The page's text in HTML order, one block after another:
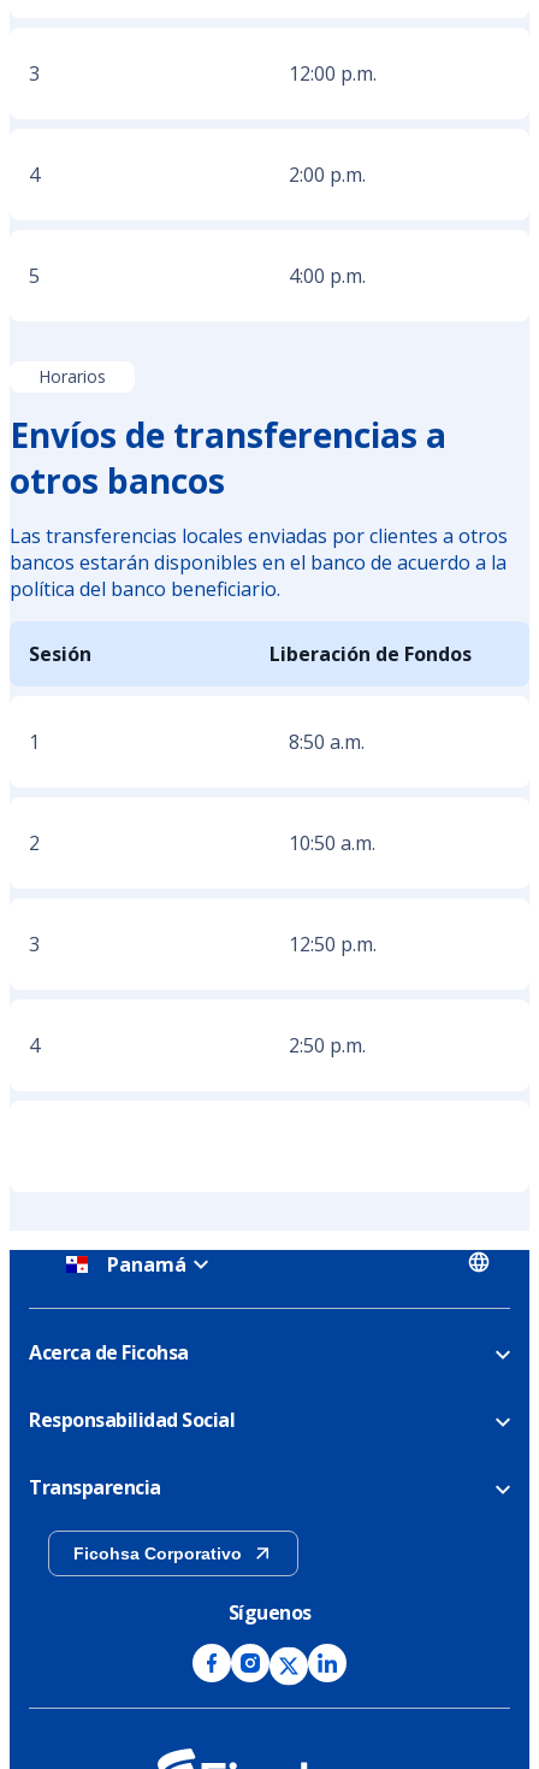
3
4
5
12:00 p.m.
2:00 p.m.
4:00 p.m.
Horarios
Envíos de transferencias a
otros bancos
Las transferencias locales enviadas por clientes a otros
bancos estarán disponibles en el banco de acuerdo a la
política del banco beneficiario.
Sesión Liberación de Fondos
1
2
3
4
8:50 a.m.
10:50 a.m.
12:50 p.m.
2:50 p.m.
Panamá
Acerca de Ficohsa
Responsabilidad Social
Transparencia
Ficohsa Corporativo
Síguenos